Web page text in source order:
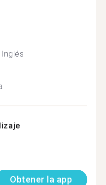
Inglés
Obtener la app